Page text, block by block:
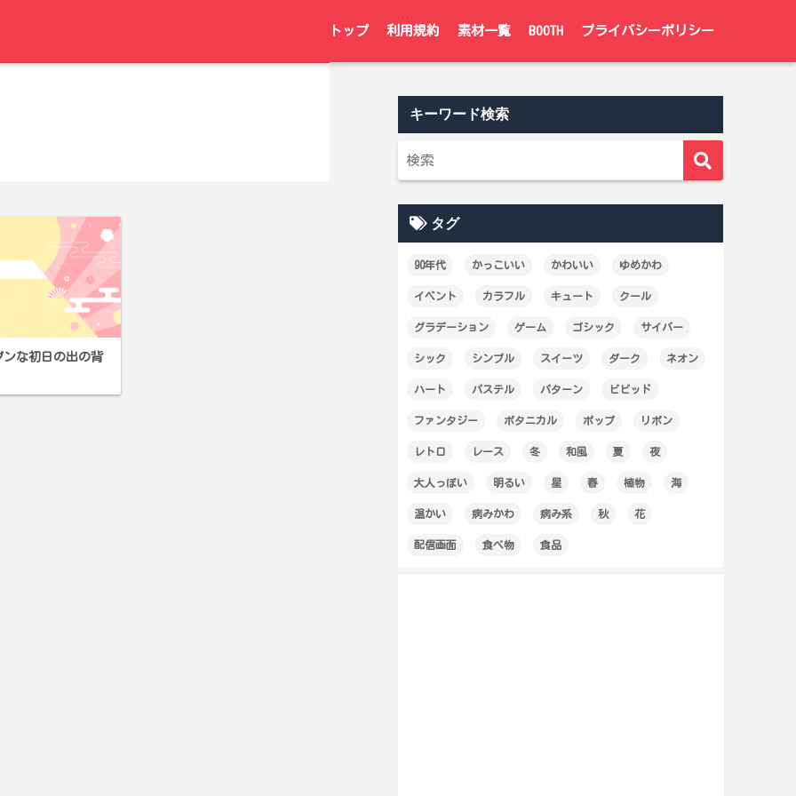
トップ 利用規約 素材一覧 BOOTH プライバシーポリシー
な初日の出の背
キーワード検索
タグ
90年代 かっこいい かわいい ゆめかわ
イベント カラフル キュート クール
グラデーション ゲーム ゴシック サイバー
シック シンプル スイーツ ダーク ネオン
ハート パステル パターン ビビッド
ファンタジー ボタニカル ポップ リボン
レトロ レース 冬 和風 夏 夜
大人っぽい 明るい 星 春 植物 海
温かい 病みかわ 病み系 秋 花
配信画面 食べ物 食品